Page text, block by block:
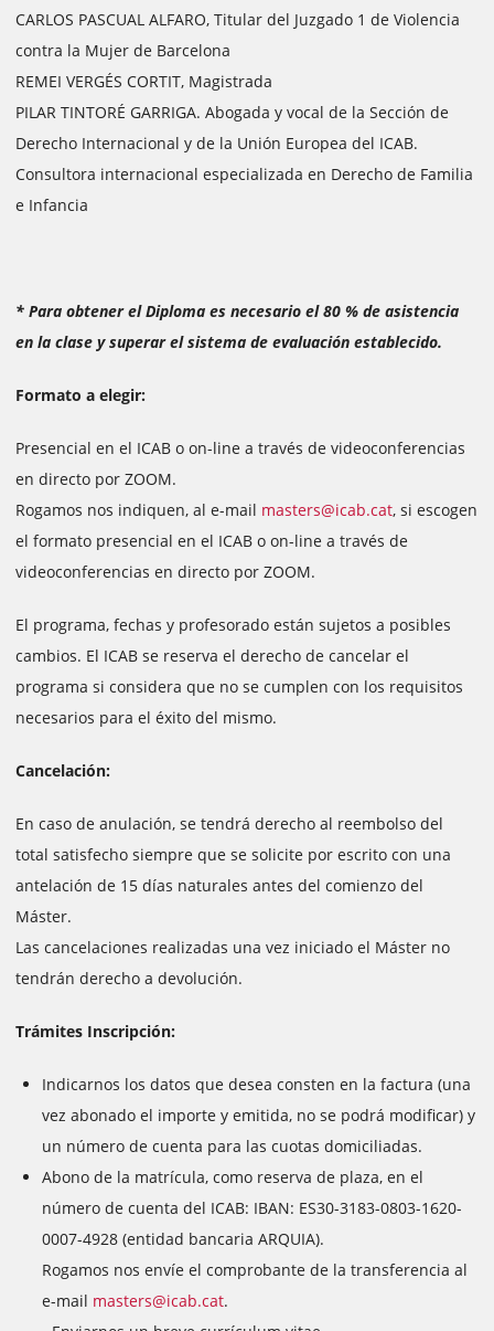
CARLOS PASCUAL ALFARO, Titular del Juzgado 1 de Violencia
contra la Mujer de Barcelona
REMEI VERGÉS CORTIT, Magistrada
PILAR TINTORÉ GARRIGA. Abogada y vocal de la Sección de
Derecho Internacional y de la Unión Europea del ICAB.
Consultora internacional especializada en Derecho de Familia
e Infancia
* Para obtener el Diploma es necesario el 80 % de asistencia
en la clase y superar el sistema de evaluación establecido.
Formato a elegir:
Presencial en el ICAB o on-line a través de videoconferencias
en directo por ZOOM.
Rogamos nos indiquen, al e-mail masters@icab.cat, si escogen
el formato presencial en el ICAB o on-line a través de
videoconferencias en directo por ZOOM.
El programa, fechas y profesorado están sujetos a posibles
cambios. El ICAB se reserva el derecho de cancelar el
programa si considera que no se cumplen con los requisitos
necesarios para el éxito del mismo.
Cancelación:
En caso de anulación, se tendrá derecho al reembolso del
total satisfecho siempre que se solicite por escrito con una
antelación de 15 días naturales antes del comienzo del
Máster.
Las cancelaciones realizadas una vez iniciado el Máster no
tendrán derecho a devolución.
Trámites Inscripción:
Indicarnos los datos que desea consten en la factura (una
vez abonado el importe y emitida, no se podrá modificar) y
un número de cuenta para las cuotas domiciliadas.
Abono de la matrícula, como reserva de plaza, en el
número de cuenta del ICAB: IBAN: ES30-3183-0803-1620-
0007-4928 (entidad bancaria ARQUIA).
Rogamos nos envíe el comprobante de la transferencia al
e-mail masters@icab.cat.